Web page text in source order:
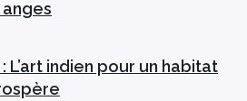
L’art indien pour un habitat